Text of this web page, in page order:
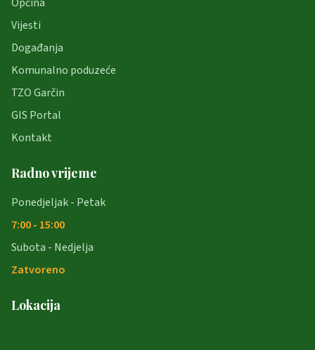
Vijesti
Događanja
Komunalno poduzeće
TZO Garčin
GIS Portal
Kontakt
Radno vrijeme
Ponedjeljak - Petak
7:00 - 15:00
Subota - Nedjelja
Zatvoreno
Lokacija